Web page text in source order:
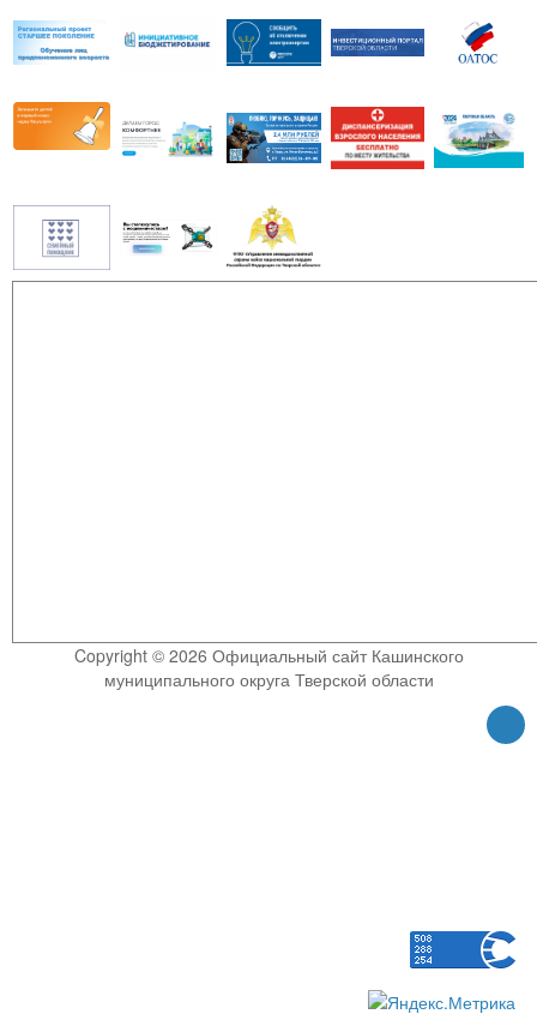
Copyright © 2026 Официальный сайт Кашинского
муниципального округа Тверской области